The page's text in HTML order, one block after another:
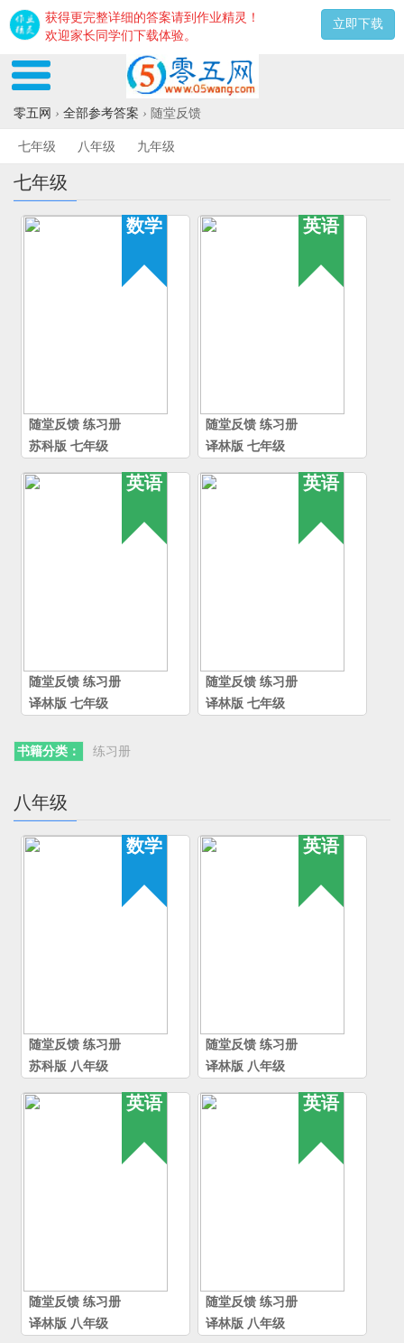
获得更完整详细的答案请到作业精灵！
欢迎家长同学们下载体验。
立即下载
零五网 › 全部参考答案 › 随堂反馈
七年级 八年级 九年级
七年级
数学
随堂反馈 练习册
苏科版 七年级
英语
随堂反馈 练习册
译林版 七年级
英语
随堂反馈 练习册
译林版 七年级
英语
随堂反馈 练习册
译林版 七年级
书籍分类： 练习册
八年级
数学
随堂反馈 练习册
苏科版 八年级
英语
随堂反馈 练习册
译林版 八年级
英语
随堂反馈 练习册
译林版 八年级
英语
随堂反馈 练习册
译林版 八年级